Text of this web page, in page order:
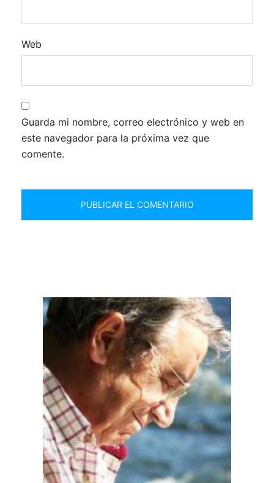
Web
Guarda mi nombre, correo electrónico y web en
este navegador para la próxima vez que
comente.